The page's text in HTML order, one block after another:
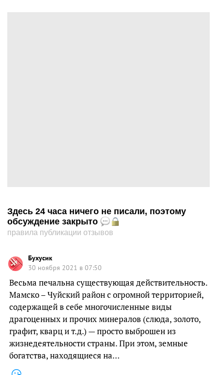
Здесь 24 часа ничего не писали, поэтому
обсуждение закрыто
правила публикации отзывов
Бухусик
30 ноября 2021 в 07:50
Весьма печальна существующая действительность.
Мамско – Чуйский район с огромной территорией,
содержащей в себе многочисленные виды
драгоценных и прочих минералов (слюда, золото,
графит, кварц и т.д.) — просто выброшен из
жизнедеятельности страны. При этом, земные
богатства, находящиеся на…